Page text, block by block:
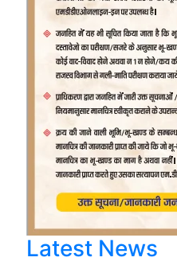
Latest News